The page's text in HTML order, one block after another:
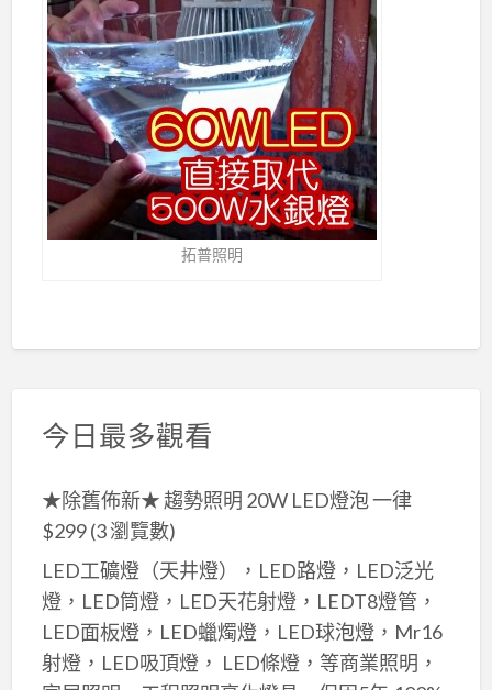
拓普照明
今日最多觀看
★除舊佈新★ 趨勢照明 20W LED燈泡 一律
$299(3 瀏覽數)
LED工礦燈（天井燈），LED路燈，LED泛光
燈，LED筒燈，LED天花射燈，LEDT8燈管，
LED面板燈，LED蠟燭燈，LED球泡燈，Mr16
射燈，LED吸頂燈， LED條燈，等商業照明，